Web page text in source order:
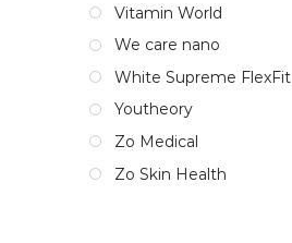
Vitamin World
We care nano
White Supreme FlexFit
Youtheory
Zo Medical
Zo Skin Health